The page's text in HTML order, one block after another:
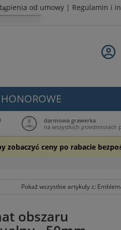
od umowy | Regulamin i
darmowa grawerka
na wszystkich przedmiotach
zobaczyć ceny po rabacie
Pokaż wszystkie artykuły z:
obszaru